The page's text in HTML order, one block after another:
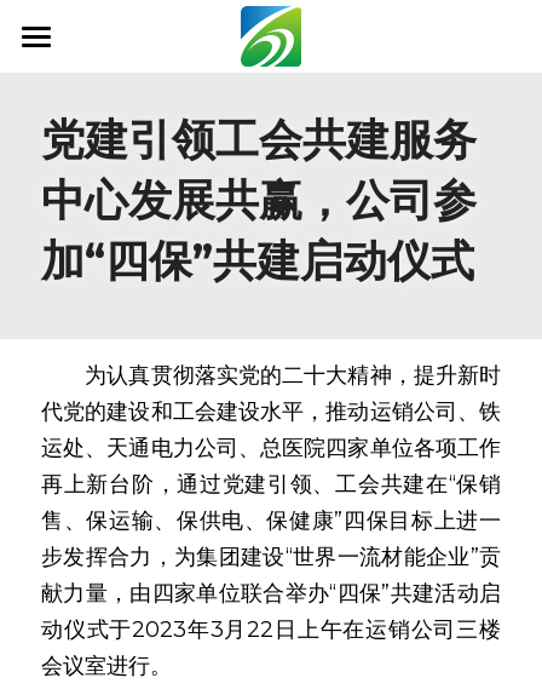
关于我们
新闻资讯
信息公开
业务范围
科技创新
联系我们
搜索
党建引领工会共建服务
中心发展共赢，公司参
加“四保”共建启动仪式
为认真贯彻落实党的二十大精神，提升新时
代党的建设和工会建设水平，推动运销公司、铁
运处、天通电力公司、总医院四家单位各项工作
再上新台阶，通过党建引领、工会共建在“保销
售、保运输、保供电、保健康”四保目标上进一
步发挥合力，为集团建设“世界一流材能企业”贡
献力量，由四家单位联合举办“四保”共建活动启
动仪式于2023年3月22日上午在运销公司三楼
会议室进行。